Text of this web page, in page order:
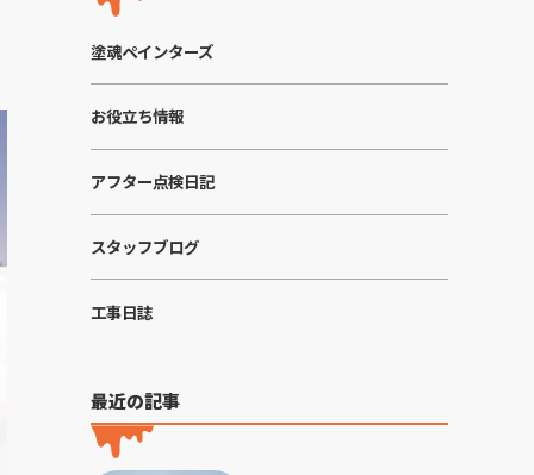
塗魂ペインターズ
お役立ち情報
アフター点検日記
スタッフブログ
工事日誌
最近の記事